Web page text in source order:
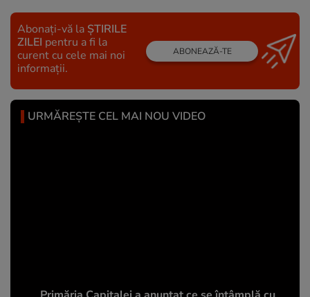
Abonați-vă la ȘTIRILE
ZILEI pentru a fi la
curent cu cele mai noi
informații.
ABONEAZĂ-TE
URMĂREȘTE CEL MAI NOU VIDEO